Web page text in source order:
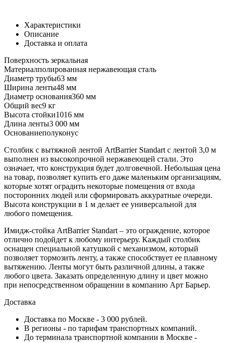
Характеристики
Описание
Доставка и оплата
Поверхность зеркальная
Материалполированная нержавеющая сталь
Диаметр трубы63 мм
Ширина ленты48 мм
Диаметр основания360 мм
Общий вес9 кг
Высота стойки1016 мм
Длина ленты3 000 мм
Основаниеполуконус
Столбик с вытяжной лентой ArtBarrier Standart с лентой 3,0 м
выполнен из высокопрочной нержавеющей стали. Это
означает, что конструкция будет долговечной. Небольшая цена
на товар, позволяет купить его даже маленьким организациям,
которые хотят оградить некоторые помещения от входа
посторонних людей или сформировать аккуратные очереди.
Высота конструкции в 1 м делает ее универсальной для
любого помещения.
Имидж-стойка ArtBarrier Standart – это ограждение, которое
отлично подойдет к любому интерьеру. Каждый столбик
оснащен специальной катушкой с механизмом, который
позволяет тормозить ленту, а также способствует ее плавному
вытяжению. Ленты могут быть различной длины, а также
любого цвета. Заказать определенную длину и цвет можно
при непосредственном обращении в компанию Арт Барьер.
Доставка
Доставка по Москве - 3 000 рублей.
В регионы - по тарифам транспортных компаний.
До терминала транспортной компании в Москве -